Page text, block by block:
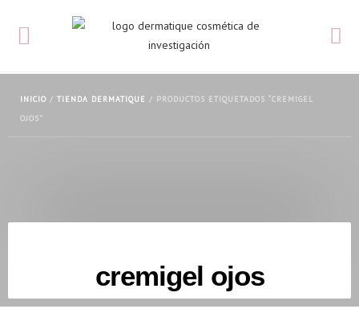
INICIO / TIENDA DERMATIQUE / PRODUCTOS ETIQUETADOS “CREMIGEL
OJOS”
cremigel ojos